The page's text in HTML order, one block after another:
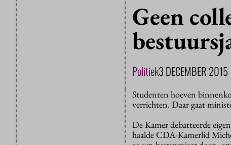
Geen
Politiek3 DECEMBER 2015
Studenten hoeven
verrichten. Daar gaat
De Kamer debatteerde
haalde CDA-Kamerlid